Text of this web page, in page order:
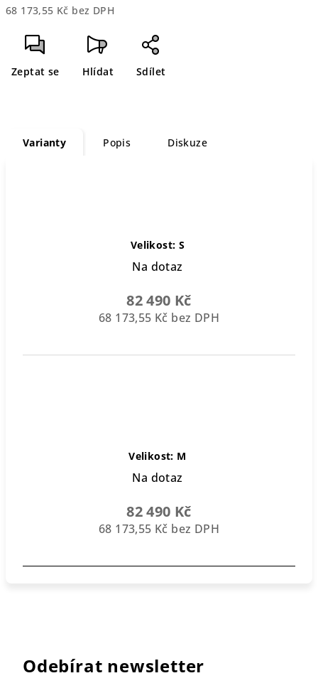
68 173,55 Kč bez DPH
cena:
Zeptat se Hlídat Sdílet
Varianty Popis Diskuze
Velikost: S
Na dotaz
82 490 Kč
68 173,55 Kč bez DPH
Velikost: M
Na dotaz
82 490 Kč
68 173,55 Kč bez DPH
Odebírat newsletter